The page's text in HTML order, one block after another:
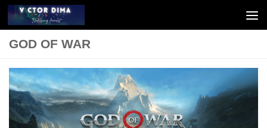
Skip to content
GOD OF WAR